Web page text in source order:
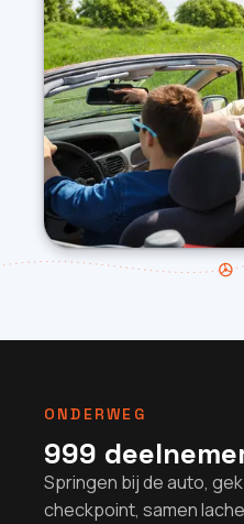
ONDERWEG
999
Springen bij de auto,
checkpoint, samen